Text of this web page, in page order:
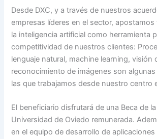
Desde DXC, y a través de nuestros
empresas líderes en el sector,
la inteligencia artificial como herramienta
competitividad de nuestros clientes:
lenguaje natural, machine learning, visión
reconocimiento de imágenes son algunas
las que trabajamos desde nuestro centro
El beneficiario disfrutará de una Beca de
Universidad de Oviedo remunerada.
en el equipo de desarrollo de aplicaciones